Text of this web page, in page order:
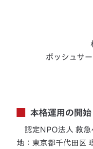
ボッシュサ
本格運用の開始
認定NPO法人 救急
地：東京都千代田区